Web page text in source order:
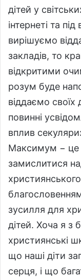
дітей у
інтернеті та
вирішуємо
закладів, то
відкритими
розум буде
віддаємо
повинні
вплив
Максимум − це
замислитися
зусилля для
дітей. Хоча я
християнські
що наші діти
серця, і що